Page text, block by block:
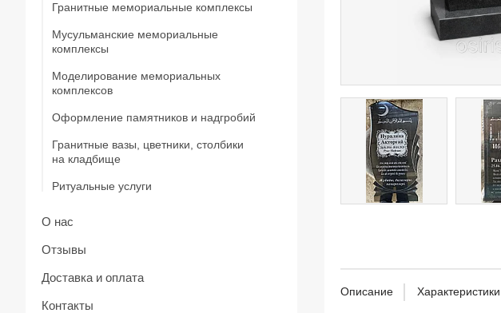
Описание Характеристики
Металлические кресты на кладбище
Металлические изделия и конструкции
кладбище
Гранитные мемориальные комплексы
Мусульманские мемориальные
комплексы
Моделирование мемориальных
комплексов
Оформление памятников и надгробий
Портреты на памятники и надгробия
Гранитные вазы, цветники, столбики
на кладбище
Ритуальные услуги
О нас
Отзывы
Доставка и оплата
Контакты